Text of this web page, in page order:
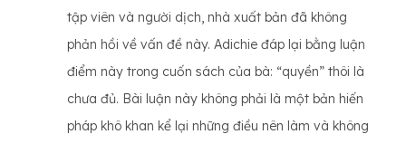
tập viên và người dịch, nhà xuất bản đã không
phản hồi về vấn đề này. Adichie đáp lại bằng luận
điểm này trong cuốn sách của bà: “quyền” thôi là
chưa đủ. Bài luận này không phải là một bản hiến
pháp khô khan kể lại những điều nên làm và không